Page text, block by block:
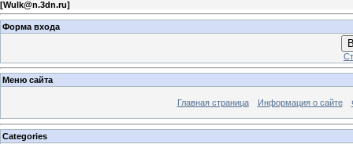
[Wulk@n.3dn.ru]
Форма входа
Меню сайта
Главная страница Информация о сайте
Categories